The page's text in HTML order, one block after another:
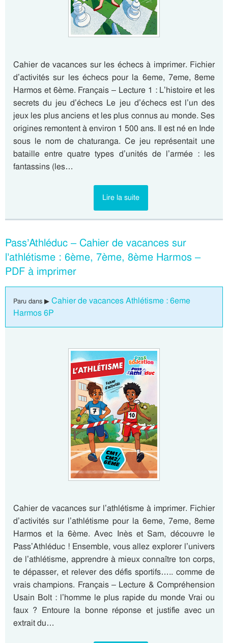
Cahier de vacances sur les échecs à imprimer. Fichier
d’activités sur les échecs pour la 6eme, 7eme, 8eme
Harmos et 6ème. Français – Lecture 1 : L’histoire et les
secrets du jeu d’échecs Le jeu d’échecs est l’un des
jeux les plus anciens et les plus connus au monde. Ses
origines remontent à environ 1 500 ans. Il est né en Inde
sous le nom de chaturanga. Ce jeu représentait une
bataille entre quatre types d’unités de l’armée : les
fantassins (les…
Lire la suite
Pass’Athléduc – Cahier de vacances sur
l’athlétisme : 6ème, 7ème, 8ème Harmos –
PDF à imprimer
Paru dans ▶ Cahier de vacances Athlétisme : 6eme
Harmos 6P
Cahier de vacances sur l’athlétisme à imprimer. Fichier
d’activités sur l’athlétisme pour la 6eme, 7eme, 8eme
Harmos et la 6ème. Avec Inès et Sam, découvre le
Pass’Athléduc ! Ensemble, vous allez explorer l’univers
de l’athlétisme, apprendre à mieux connaître ton corps,
te dépasser, et relever des défis sportifs….. comme de
vrais champions. Français – Lecture & Compréhension
Usain Bolt : l’homme le plus rapide du monde Vrai ou
faux ? Entoure la bonne réponse et justifie avec un
extrait du…